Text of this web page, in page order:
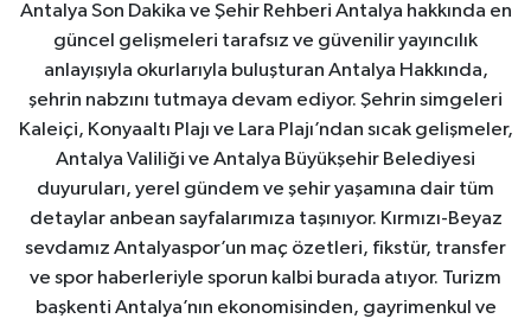
Antalya Son Dakika ve Şehir Rehberi Antalya hakkında en
güncel gelişmeleri tarafsız ve güvenilir yayıncılık
anlayışıyla okurlarıyla buluşturan Antalya Hakkında,
şehrin nabzını tutmaya devam ediyor. Şehrin simgeleri
Kaleiçi, Konyaaltı Plajı ve Lara Plajı’ndan sıcak gelişmeler,
Antalya Valiliği ve Antalya Büyükşehir Belediyesi
duyuruları, yerel gündem ve şehir yaşamına dair tüm
detaylar anbean sayfalarımıza taşınıyor. Kırmızı-Beyaz
sevdamız Antalyaspor’un maç özetleri, fikstür, transfer
ve spor haberleriyle sporun kalbi burada atıyor. Turizm
başkenti Antalya’nın ekonomisinden, gayrimenkul ve